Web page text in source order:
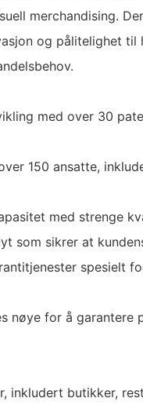
merchandising.
og pålitelighet
med over 30
150 ansatte,
med strenge
som sikrer at
spesielt
nøye for å garantere
inkludert butikker,